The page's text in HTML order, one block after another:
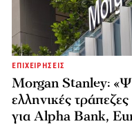
ΕΠΙΧΕΙΡΗΣΕΙΣ
Morgan Stanley:
ελληνικές
για Alpha Bank,